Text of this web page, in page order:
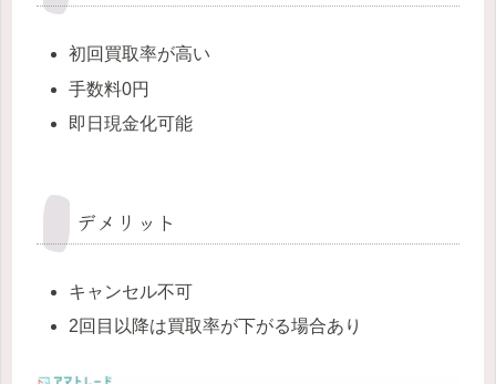
初回買取率が高い
手数料0円
即日現金化可能
デメリット
キャンセル不可
2回目以降は買取率が下がる場合あり